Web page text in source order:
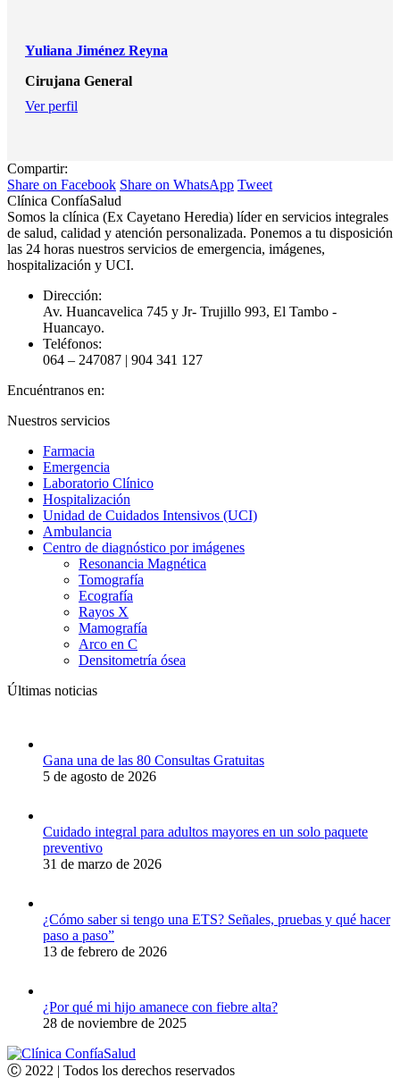
Yuliana Jiménez Reyna
Cirujana General
Ver perfil
Compartir:
Share on FacebookShare
on
Facebook
Share on WhatsAppShare
WhatsApp
TweetShare
Twitter
Clínica ConfíaSalud
Somos la clínica (Ex Cayetano Heredia) líder en servicios integrales
de salud, calidad y atención personalizada. Ponemos a tu disposición
las 24 horas nuestros servicios de emergencia, imágenes,
hospitalización y UCI.
Dirección:
Av. Huancavelica 745 y Jr- Trujillo 993, El Tambo -
Huancayo.
Teléfonos:
064 – 247087 | 904 341 127
Encuéntranos en:
Facebook
opens
new
window
YouTube
opens
new
window
Instagram
opens
new
window
Nuestros servicios
Farmacia
Emergencia
Laboratorio Clínico
Hospitalización
Unidad de Cuidados Intensivos (UCI)
Ambulancia
Centro de diagnóstico por imágenes
Resonancia Magnética
Tomografía
Ecografía
Rayos X
Mamografía
Arco en C
Densitometría ósea
Últimas noticias
Gana una de las 80 Consultas Gratuitas
5 de agosto de 2026
Cuidado integral para adultos mayores en un solo paquete
preventivo
31 de marzo de 2026
¿Cómo saber si tengo una ETS? Señales, pruebas y qué hacer
paso a paso”
13 de febrero de 2026
¿Por qué mi hijo amanece con fiebre alta?
28 de noviembre de 2025
Ⓒ 2022 | Todos los derechos reservados